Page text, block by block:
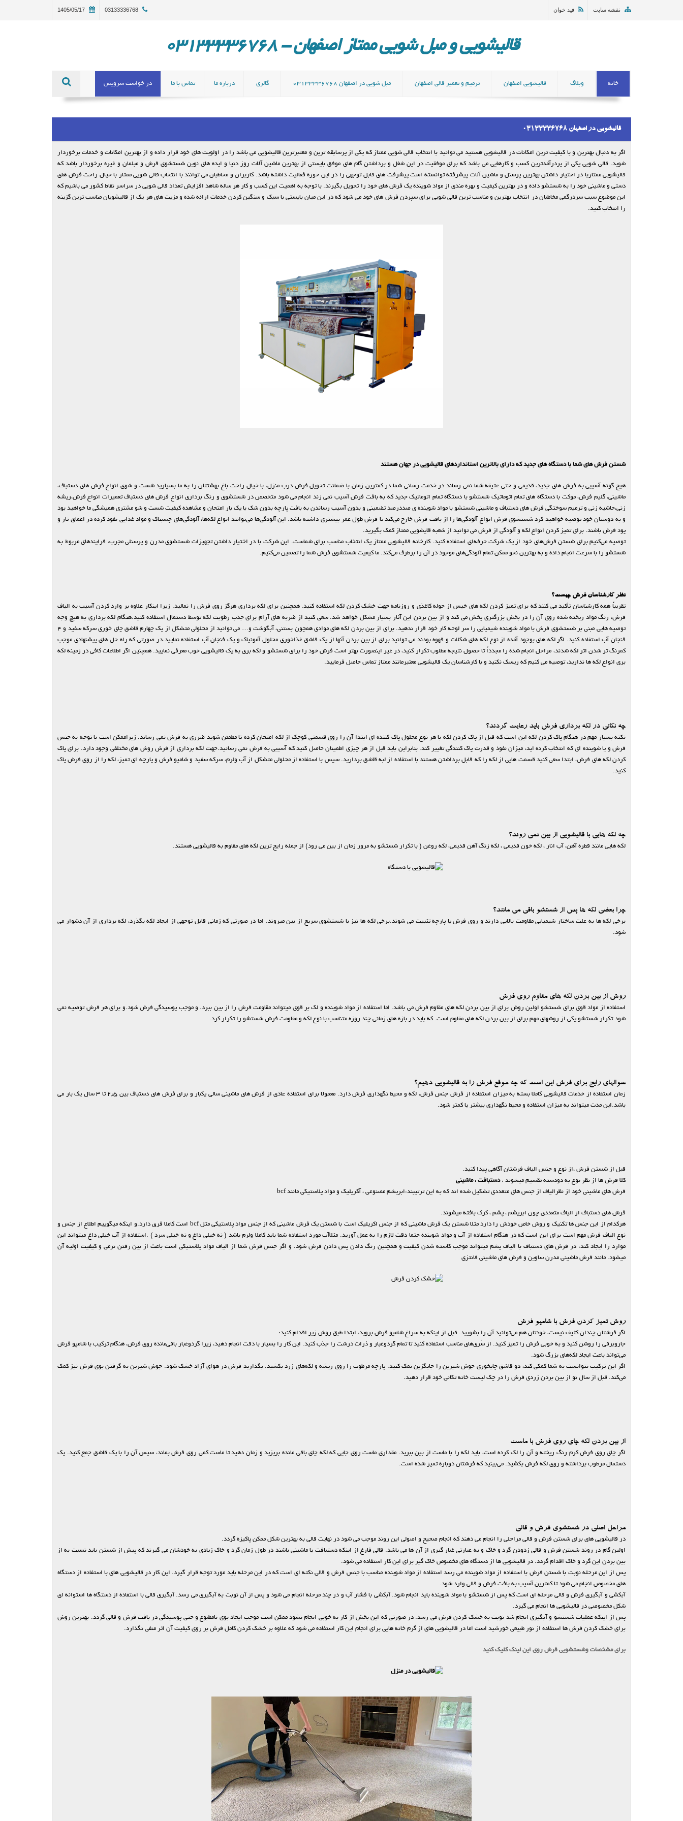
03133336768
1405/05/17 نقشه سایت فید خوان
قالیشویی و مبل شویی ممتاز اصفهان - 03133336768
خانه وبلاگ قالیشویی اصفهان ترمیم و تعمیر قالی اصفهان مبل شویی در اصفهان 03133336768 گالری درباره ما تماس با ما در خواست سرویس
قالیشویی در اصفهان 03133336768
اگر به دنبال بهترین و با کیفیت ترین امکانات در قالیشویی هستید می توانید با انتخاب قالی شویی ممتاز که یکی از پرسابقه ترین و معتبرترین قالیشویی می باشد را در اولویت های خود قرار داده و از بهترین امکانات و خدمات برخوردار
شوید. قالی شویی یکی از پردرآمدترین کسب و کارهایی می باشد که برای موفقیت در این شغل و برداشتن گام های موفق بایستی از بهترین ماشین آلات روز دنیا و ایده های نوین شستشوی فرش و مبلمان و غیره برخوردار باشد که
قالیشویی ممتازبا در اختیار داشتن بهترین پرسنل و ماشین آلات پیشرفته توانسته است پیشرفت های قابل توجهی را در این حوزه فعالیت داشته باشد. کاربران و مخاطبان می توانند با انتخاب قالی شویی ممتاز با خیال راحت فرش های
دستی و ماشینی خود را به شستشو داده و در بهترین کیفیت و بهره مندی از مواد شوینده یک فرش های خود را تحویل بگیرند. با توجه به اهمیت این کسب و کار هر ساله شاهد افزایش تعداد قالی شویی در سراسر نقاط کشور می باشیم که
این موضوع سبب سردرگمی مخاطبان در انتخاب بهترین و مناسب ترین قالی شویی برای سپردن فرش های خود می شود که در این میان بایستی با سبک و سنگین کردن خدمات ارائه شده و مزیت های هر یک از قالیشویان مناسب ترین گزینه
را انتخاب کنید.
شستن فرش های شما با دستگاه های جدید که دارای بالاترین استانداردهای قالیشویی در جهان هستند
هیچ گونه آسیبی به فرش های جدید، قدیمی و حتی عتیقه شما نمی رساند در خدمت رسانی شما در کمترین زمان با ضمانت تحویل فرش درب منزل، با خیال راحت باغ بهشتتان را به ما بسپارید شست و شوی انواع فرش های دستباف،
ماشینی، گلیم فرش، موکت با دستگاه های تمام اتوماتیک شستشو با دستگاه تمام اتوماتیک جدید که به بافت فرش آسیب نمی زند انجام می شود متخصص در شستشوی و رنگ برداری انواع فرش های دستباف تعمیرات انواع فرش،ریشه
زنی،حاشیه زنی و ترمیم سوختگی فرش های دستباف و ماشینی شستشو با مواد شوینده ی صددرصد تضمینی و بدون آسیب رساندن به بافت پارچه بدون شک با یک بار امتحان و مشاهده کیفیت شست و شو مشتری همیشگی ما خواهید بود
و به دوستان خود توصیه خواهید کرد شستشوی فرش انواع آلودگی‌ها را از بافت فرش خارج می‌کند تا فرش طول عمر بیشتری داشته باشد. این آلودگی‌ها می‌توانند انواع لکه‌ها، آلودگی‌های چسبناک و مواد غذایی نفوذ کرده در اعماق تار و
پود فرش باشند. برای تمیز کردن انواع لکه و آلودگی از فرش می توانید از شعبه قایشویی ممتاز کمک بگیرید.
توصیه می‌کنیم برای شستن فرش‌های خود از یک شرکت حرفه‌ای استفاده کنید. کارخانه قالیشویی ممتاز یک انتخاب مناسب برای شماست. این شرکت با در اختیار داشتن تجهیزات شستشوی مدرن و پرسنلی مجرب، فرایندهای مربوط به
شستشو را با سرعت انجام داده و به بهترین نحو ممکن تمام آلودگی‌های موجود در آن را برطرف می‌کند. ما کیفیت شستشوی فرش شما را تضمین می‌کنیم.
نظر کارشناسان فرش چیست؟
تقریباً همه کارشناسان تأکید می کنند که برای تمیز کردن لکه های خیس از حوله کاغذی و روزنامه جهت خشک کردن لکه استفاده کنید. همچنین برای لکه برداری هرگز روی فرش را نمالید. زیرا اینکار علاوه بر وارد کردن آسیب به الیاف
فرش، رنگ مواد ریخته شده روی آن را در بخش بزرگتری پخش می کند و از بین بردن این آثار بسیار مشکل خواهد شد. سعی کنید از ضربه های آرام برای جذب رطوبت لکه توسط دستمال استفاده کنید.هنگام لکه برداری به هیچ وجه
توصیه هایی مبنی بر شستشوی فرش با مواد شوینده شیمیایی را سر لوحه کار خود قرار ندهید. برای از بین بردن لکه های موادی همچون بستنی، آبگوشت و… می توانید از محلولی متشکل از یک چهارم قاشق چای خوری سرکه سفید و ۴
فنجان آب استفاده کنید. اگر لکه های بوجود آمده از نوع لکه های شکلات و قهوه بودند می توانید برای از بین بردن آنها از یک قاشق غذاخوری محلول آمونیاک و یک فنجان آب استفاده نمایید.در صورتی که راه حل های پیشنهادی موجب
کمرنگ تر شدن اثر لکه شدند، مراحل انجام شده را مجدداً تا حصول نتیجه مطلوب تکرار کنید، در غیر اینصورت بهتر است فرش خود را برای شستشو و لکه بری به یک قالیشویی خوب معرفی نمایید. همچنین اگر اطلاعات کافی در زمینه لکه
بری انواع لکه ها ندارید، توصیه می کنیم که ریسک نکنید و با کارشناسان یک قالیشویی معتبرمانند ممتاز تماس حاصل فرمایید.
چه نکاتی در لکه برداری فرش باید رعایت گردند؟
نکته بسیار مهم در هنگام پاک کردن لکه این است که قبل از پاک کردن لکه با هر نوع محلول پاک کننده ای ابتدا آن را روی قسمتی کوچک از لکه امتحان کرده تا مطمئن شوید ضرری به فرش نمی رساند. زیراممکن است با توجه به جنس
فرش و یا شوینده ای که انتخاب کرده اید، میزان نفوذ و قدرت پاک کنندگی تغییر کند. بنابراین باید قبل از هر چیزی اطمینان حاصل کنید که آسیبی به فرش نمی رسانید.جهت لکه برداری از فرش روش های مختلفی وجود دارد. برای پاک
کردن لکه های فرش، ابتدا سعی کنید قسمت هایی از لکه را که قابل برداشتن هستند با استفاده از لبه قاشق بردارید. سپس با استفاده از محلولی متشکل از آب ولرم، سرکه سفید و شامپو فرش و پارچه ای تمیز، لکه را از روی فرش پاک
کنید.
چه لکه هایی با قالیشویی از بین نمی روند؟
لکه هایی مانند قطره آهن، آب انار ، لکه خون قدیمی ، لکه زنگ آهن قدیمی، لکه روغن ( با تکرار شستشو به مرور زمان از بین می رود) از جمله رایج ترین لکه های مقاوم به قالیشویی هستند.
چرا بعضی لکه ها پس از شستشو باقی می مانند؟
برخی لکه ها به علت ساختار شیمیایی مقاومت بالایی دارند و روی فرش یا پارچه تثبیت می شوند.برخی لکه ها نیز با شستشوی سریع از بین میروند. اما در صورتی که زمانی قابل توجهی از ایجاد لکه بگذرد، لکه برداری از آن دشوار می
شود.
روش از بین بردن لکه های مقاوم روی فرش
استفاده از مواد قوی برای شستشو اولین روش برای از بین بردن لکه های مقاوم فرش می باشد. اما استفاده از مواد شوینده و لک بر قوی میتواند مقاومت فرش را از بین ببرد. و موجب پوسیدگی فرش شود.و برای هر فرش توصیه نمی
شود.تکرار شستشو یکی از روشهای مهم برای از بین بردن لکه های مقاوم است. که باید در بازه های زمانی چند روزه متناسب با نوع لکه و مقاومت فرش شستشو را تکرار کرد.
سوالهای رایج برای فرش این است که چه موقع فرش را به قالیشویی دهیم؟
زمان استفاده از خدمات قالیشویی کاملا بسته به میزان استفاده از فرش جنس فرش، لکه و محیط نگهداری فرش دارد. معمولا برای استفاده عادی از فرش های ماشینی سالی یکبار و برای فرش های دستباف بین ۲٫۵ تا ۳ سال یک بار می
باشد.این مدت میتواند به میزان استفاده و محیط نگهداری بیشتر یا کمتر شود.
قبل از شستن فرش ،از نوع و جنس الیاف فرشتان آگاهی پیدا کنید.
کلا فرش ها از نظر نوع به دودسته تقسیم میشوند :دستبافت ، ماشینی
فرش های ماشینی خود از نظرالیاف از جنس های متعددی تشکیل شده اند که به این ترتیبند:ابریشم مصنوعی ، آکریلیک و مواد پلاستیکی مانند bcf
فرش های دستباف از الیاف متعددی چون ابریشم ، پشم ، کرک بافته میشوند.
هرکدام از این جنس ها تکنیک و روش خاص خودش را دارد مثلا شستن یک فرش ماشینی که از جنس اکریلیک است با شستن یک فرش ماشینی که از جنس مواد پلاستیکی مثل bcf است کاملا فرق دارد.و اینکه میگوییم اطلاع از جنس و
نوع الیاف فرش مهم است برای این است که در هنگام استفاده از آب و مواد شوینده حتما دقت لازم را به عمل آورید. مثلاآب مورد استفاده شما باید کاملا ولرم باشد ( نه خیلی داغ و نه خیلی سرد ) .استفاده از آب خیلی داغ میتواند این
موارد را ایجاد کند: در فرش های دستباف با الیاف پشم میتواند موجب کاسته شدن کیفیت و همچنین رنگ دادن پس دادن فرش شود. و اگر جنس فرش شما از الیاف مواد پلاستیکی است باعث از بین رفتن نرمی و کیفیت اولیه آن
میشود. مانند فرش ماشینی مدرن ساوین و فرش های ماشینی فانتزی
روش تمیز کردن فرش با شامپو فرش
اگر فرشتان چندان کثیف نیست، خودتان هم می‌توانید آن را بشویید. قبل از اینکه به سراغ شامپو فرش بروید، ابتدا طبق روش زیر اقدام کنید:
جاروبرقی را روشن کنید و به خوبی فرش را تمیز کنید. از سَری‌های مناسب استفاده کنید تا تمام گرد‌و‌غبار و ذرات درشت را جذب کنید. این کار را بسیار با دقت انجام دهید، زیرا گرد‌و‌غبار باقی‌مانده روی فرش، هنگام ترکیب با شامپو فرش
می‌تواند باعث ایجاد لکه‌های بزرگ شود.
اگر این ترکیب نتوانست به شما کمکی کند، دو قاشق چایخوری جوش شیرین را جایگزین نمک کنید. پارچه مرطوب را روی ریشه و لکه‌های زرد بکشید. بگذارید فرش در هوای آزاد خشک شود. جوش شیرین به گرفتن بوی فرش نیز کمک
می‌کند. قبل از سال نو از بین بردن زردی فرش را در چک لیست خانه تکانی خود قرار دهید.
از بین بردن لکه چای روی فرش با ماست
اگر چای روی فرش کرم رنگ ریخته و آن را لک کرده است، باید لکه را با ماست از بین ببرید. مقداری ماست روی جایی که لکه چای باقی مانده بریزید و زمان دهید تا ماست کمی روی فرش بماند، سپس آن را با یک قاشق جمع کنید. یک
دستمال مرطوب برداشته و روی لکه فرش بکشید. می‌بینید که فرشتان دوباره تمیز شده است.
مراحل اصلی در شستشوی فرش و قالی
در قالیشویی های برای شستن فرش و قالی مراحلی را انجام می دهند که انجام صحیح و اصولی این روند موجب می شود در نهایت قالی به بهترین شکل ممکن پاکیزه گردد.
اولین گام در روند شستن فرش و قالی زدودن گرد و خاک و به عبارتی غبار گیری از آن ها می باشد. قالی فارغ از اینکه دستبافت یا ماشینی باشند در طول زمان گرد و خاک زیادی به خودشان می گیرند که پیش از شستن باید نسبت به از
بین بردن این گرد و خاک اقدام گردد. در قالیشویی ها از دستگاه های مخصوص خاک گیر برای این کار استفاده می شود.
پس از این مرحله نوبت با شستن فرش با استفاده از مواد شوینده می رسد استفاده از مواد شوینده مناسب با جنس فرش و قالی نکته ای است که در این مرحله باید مورد توجه قرار گیرد. این کار در قالیشویی های با استفاده از دستگاه
های مخصوص انجام می شود تا کمترین آسیب به بافت فرش و قالی وارد شود.
آبکشی و آبگیری فرش و قالی مرحله ای است که پس از شستشو با مواد شوینده باید انجام شود. آبکشی با فشار آب و در چند مرحله انجام می شود و پس از آن نوبت به آبگیری می رسد. آبگیری قالی با استفاده از دستگاه ها استوانه ای
شکل مخصوصی در قالیشویی ها انجام می گیرد.
پس از اینکه عملیات شستشو و آبگیری انجام شد نوبت به خشک کردن فرش می رسد. در صورتی که این بخش از کار به خوبی انجام نشود ممکن است موجب ایجاد بوی نامطبوع و حتی پوسیدگی در بافت فرش و قالی گردد. بهترین روش
برای خشک کردن فرش ها استفاده از نور طبیعی خورشید است اما در قالیشویی های از گرم خانه هایی برای انجام این کار استفاده می شود که علاوه بر خشک کردن کامل فرش بر روی کیفیت آن اثر منفی نگذارد.
برای مشخصات وشستشویی فرش روی این لینک کلیک کنید